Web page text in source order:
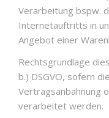
Verarbeitung bspw.
Internetauftritts in
Angebot einer
Rechtsgrundlage
b.) DSGVO, sofern
Vertragsanbahnung
verarbeitet werden.